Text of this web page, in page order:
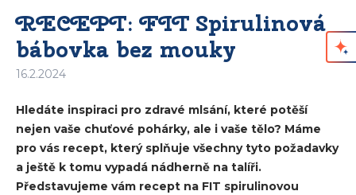
RECEPT: FIT Spirulinová
bábovka bez mouky
16.2.2024
Hledáte inspiraci pro zdravé mlsání, které potěší
nejen vaše chuťové pohárky, ale i vaše tělo? Máme
pro vás recept, který splňuje všechny tyto požadavky
a ještě k tomu vypadá nádherně na talíři.
Představujeme vám recept na FIT spirulinovou